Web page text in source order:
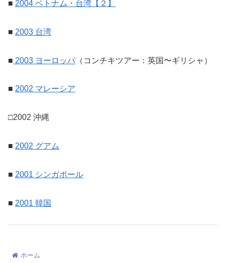
■ 2004 ベトナム・台湾【２】
■ 2003 台湾
■ 2003 ヨーロッパ（コンチキツアー：英国〜ギリシャ）
■ 2002 マレーシア
□2002 沖縄
■ 2002 グアム
■ 2001 シンガポール
■ 2001 韓国
ホーム